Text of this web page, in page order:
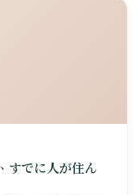
すでに人が住ん